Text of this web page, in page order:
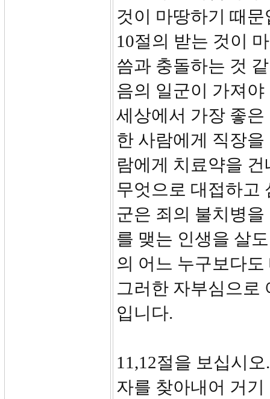
것이 마땅하기 때문
10절의 받는 것이
씀과 충돌하는 것
음의 일군이 가져
세상에서 가장 좋
한 사람에게 직장
람에게 치료약을
무엇으로 대접하고
군은 죄의 불치병
를 맺는 인생을 살
의 어느 누구보다
그러한 자부심으로
입니다.
11,12절을 보십시
자를 찾아내어 거